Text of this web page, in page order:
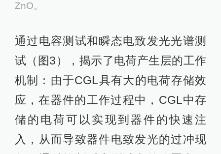
ZnO。
通过电容测试和瞬态电致发光光谱测
试（图3），揭示了电荷产生层的工作
机制：由于CGL具有大的电荷存储效
应，在器件的工作过程中，CGL中存
储的电荷可以实现到器件的快速注
入，从而导致器件电致发光的过冲现